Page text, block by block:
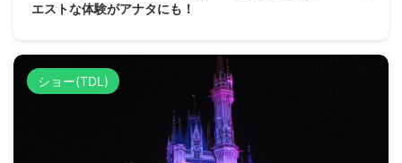
エストな体験がアナタにも！
ショー(TDL)